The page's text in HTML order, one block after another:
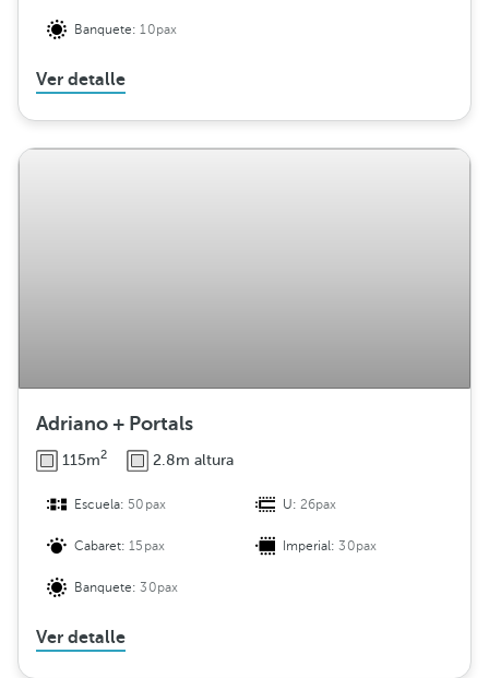
Banquete:10pax
Ver detalle
Adriano + Portals
115m2 2.8m altura
Escuela: 50pax U:26pax
Cabaret:15pax Imperial:30pax
Banquete:30pax
Ver detalle